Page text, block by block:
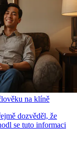
na klíně
dozvěděl, že
se tuto informaci